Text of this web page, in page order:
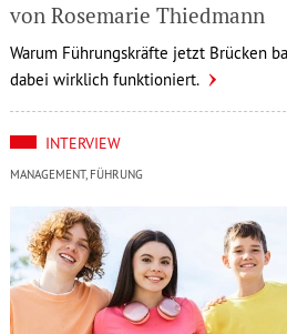
von Rosemarie Thiedmann
Warum Führungskräfte jetzt Brücken
dabei wirklich funktioniert.
INTERVIEW
MANAGEMENT, FÜHRUNG